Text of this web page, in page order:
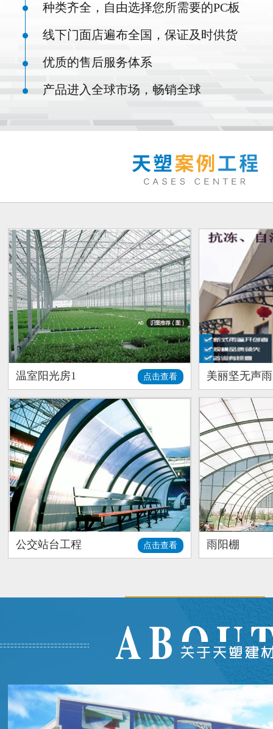
种类齐全，自由选择您所需要的PC板
线下门面店遍布全国，保证及时供货
优质的售后服务体系
产品进入全球市场，畅销全球
温室阳光房1 点击查看 美丽坚无声
公交站台工程 点击查看 雨阳棚